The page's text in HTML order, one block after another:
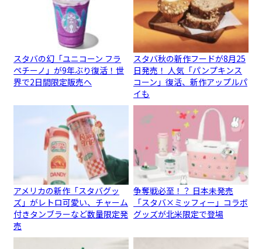
スタバの幻「ユニコーン フラ
ペチーノ」が9年ぶり復活！世
界で2日間限定販売へ
スタバ秋の新作フードが8月25
日発売！ 人気「パンプキンス
コーン」復活、新作アップルパ
イも
アメリカの新作「スタバグッ
ズ」がレトロ可愛い、チャーム
付きタンブラーなど数量限定発
売
争奪戦必至！？ 日本未発売
「スタバ×ミッフィー」コラボ
グッズが北米限定で登場